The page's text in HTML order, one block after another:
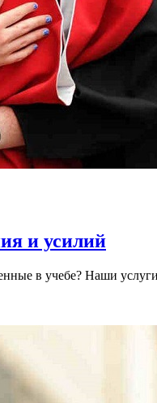
и усилий
в учебе? Наши